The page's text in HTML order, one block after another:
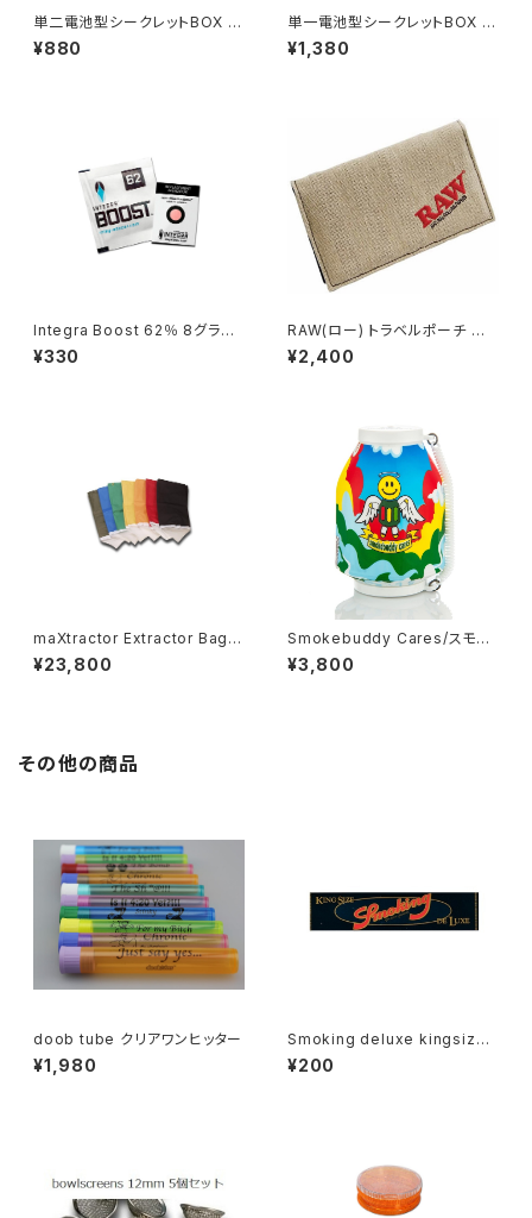
単二電池型シークレットBOX セ
ーフティーBOX
¥880
単一電池型シークレットBOX セ
ーフティーBOX
¥1,380
Integra Boost 62％ 8グラム
調湿剤 保湿剤
¥330
RAW(ロー) トラベルポーチ 喫
煙具 シャグ
¥2,400
maXtractor Extractor Bag 2
5µ-220µ
¥23,800
Smokebuddy Cares/スモー
クバディ/レギュラーサイズ/ハン
ディエアフレッシュナー
¥3,800
その他の商品
doob tube クリアワンヒッター
¥1,980
Smoking deluxe kingsize
スモーキングデラックスキングサ
イズ ライスペーパー
¥200